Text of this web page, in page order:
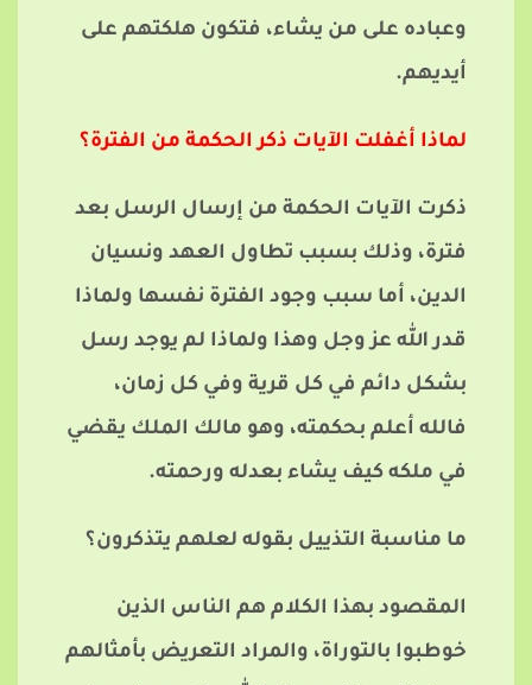
وعباده على من يشاء، فتكون هلكتهم على
أيديهم.
لماذا أغفلت الآيات ذكر الحكمة من الفترة؟
ذكرت الآيات الحكمة من إرسال الرسل بعد
فترة، وذلك بسبب تطاول العهد ونسيان
الدين، أما سبب وجود الفترة نفسها ولماذا
قدر الله عز وجل وهذا ولماذا لم يوجد رسل
بشكل دائم في كل قرية وفي كل زمان،
فالله أعلم بحكمته، وهو مالك الملك يقضي
في ملكه كيف يشاء بعدله ورحمته.
ما مناسبة التذييل بقوله لعلهم يتذكرون؟
المقصود بهذا الكلام هم الناس الذين
خوطبوا بالتوراة، والمراد التعريض بأمثالهم